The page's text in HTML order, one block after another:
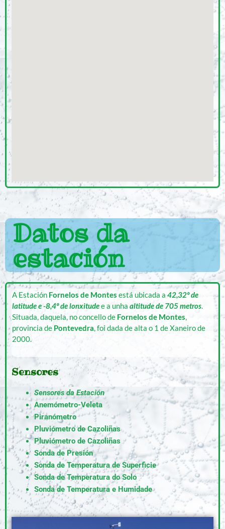
Datos da
estación
A Estación Fornelos de Montes está ubicada a 42,32º de
latitude e -8,4º de lonxitudee a unha altitude de 705 metros.
Situada, daquela, no concello de Fornelos de Montes,
provincia de Pontevedra, foi dada de alta o 1 de Xaneiro de
2000.
Sensores
Sensores da Estación
Anemómetro-Veleta
Piranómetro
Pluviómetro de Cazoliñas
Pluviómetro de Cazoliñas
Sonda de Presión
Sonda de Temperatura de Superficie
Sonda de Temperatura do Solo
Sonda de Temperatura e Humidade